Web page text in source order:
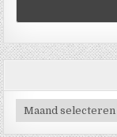
Archieven